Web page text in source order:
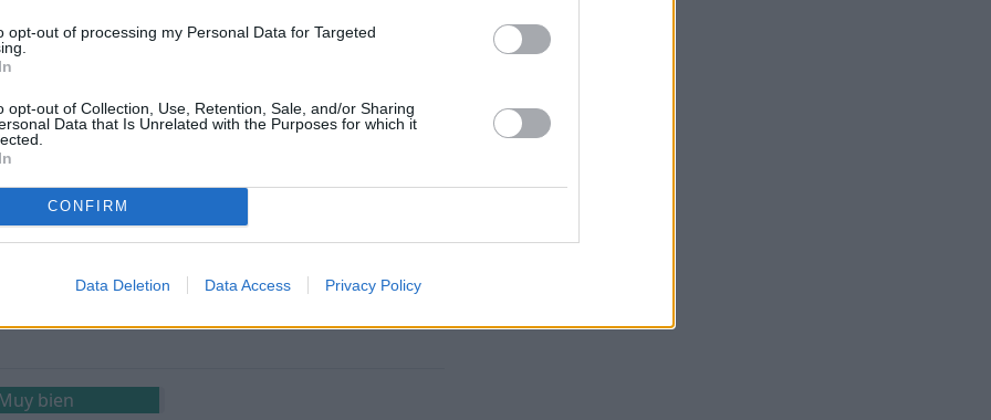
opt-out of processing my Personal Data for Targeted
opt-out of Collection, Use, Retention, Sale, and/or Sharing
Data that Is Unrelated with the Purposes for which it
CONFIRM
Data Deletion Data Access Privacy Policy
LGBTQ+.
bien
bien